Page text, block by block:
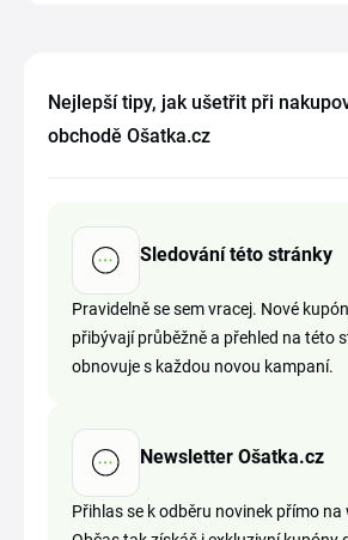
Nejlepší tipy, jak ušetřit při
obchodě Ošatka.cz
Sledování této stránky
Pravidelně se sem vracej. Nové
přibývají průběžně a přehled na této
obnovuje s každou novou kampaní.
Newsletter Ošatka.cz
Přihlas se k odběru novinek přímo na